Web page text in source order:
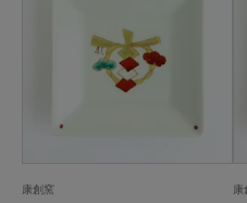
康創窯 康